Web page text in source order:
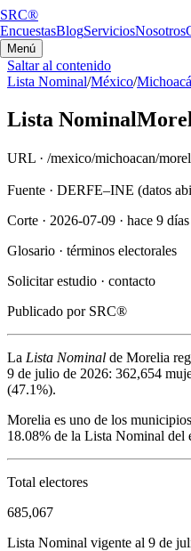
SRC®
EncuestasBlogServiciosNosotros
Menú
Saltar al contenido
Lista Nominal/México/
Lista Nominal
URL · /mexico/michoacan/
Fuente · DERFE–INE (datos
Corte · 2026-07-09 · hace 9 días
Glosario · términos electorales
Solicitar estudio · contacto
Publicado por SRC®
La Lista Nominal de Morelia
9 de julio de 2026: 362,654
(47.1%).
Morelia es uno de los
18.08% de la Lista Nominal del
Total electores
685,067
Lista Nominal vigente al 9 de